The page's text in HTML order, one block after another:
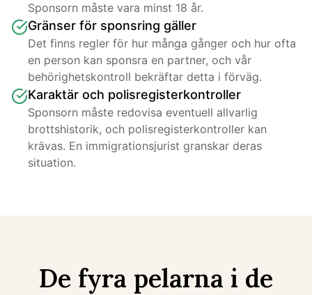
Sponsorn måste vara minst 18 år.
Gränser för sponsring gäller
Det finns regler för hur många gånger och hur ofta
en person kan sponsra en partner, och vår
behörighetskontroll bekräftar detta i förväg.
Karaktär och polisregisterkontroller
Sponsorn måste redovisa eventuell allvarlig
brottshistorik, och polisregisterkontroller kan
krävas. En immigrationsjurist granskar deras
situation.
De fyra pelarna i de